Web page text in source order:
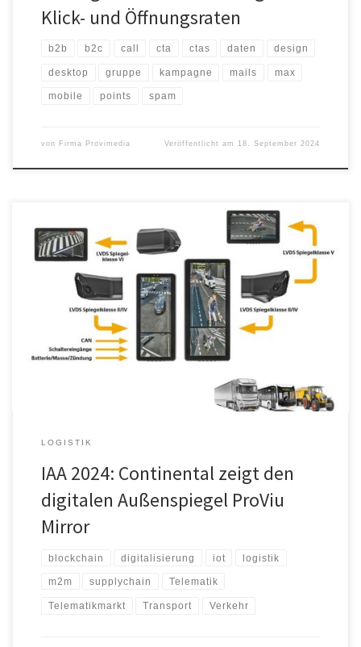
Klick- und Öffnungsraten
b2b b2c call cta ctas daten design
desktop gruppe kampagne mails max
mobile points spam
von Firma Provimedia Veröffentlicht am 18. September 2024
Continental bietet sein digitales Kamera-Monitor-System für
Nutzfahrzeuge als Standardlösung an, die den Kunden lange
Entwicklungszyklen und Investitionen erspart. Mit dem Ersatz
herkömmlicher Außenspiegel durch ein modulares System aus
hochauflösenden Kameras und Displays in der Fahrerkabine bietet
es eine technologisch fortgeschrittene Lösung mit zahlreichen
Vorteilen gegenüber herkömmlichen Spiegeln. Der digitale
Außenspiegel […]
LOGISTIK
IAA 2024: Continental zeigt den
digitalen Außenspiegel ProViu
Mirror
blockchain digitalisierung iot logistik
m2m supplychain Telematik
Telematikmarkt Transport Verkehr